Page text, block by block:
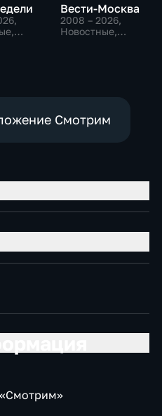
,
Вести-Москва
2008 – 2026,
Новостные,
Смотрим